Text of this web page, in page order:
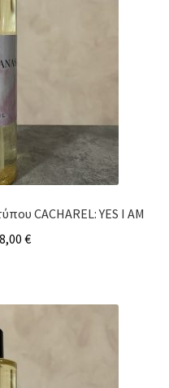
CACHAREL: YES I AM
€